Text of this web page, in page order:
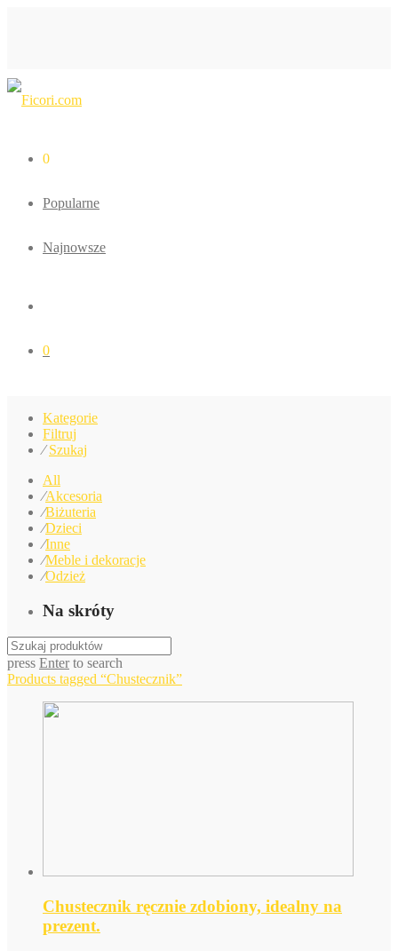
0
Popularne
Najnowsze
0
Kategorie
Filtruj
⁄ Szukaj
All
⁄Akcesoria
⁄Biżuteria
⁄Dzieci
⁄Inne
⁄Meble i dekoracje
⁄Odzież
Na skróty
press Enterto search
Products tagged “Chustecznik”
Chustecznik ręcznie zdobiony, idealny na
prezent.